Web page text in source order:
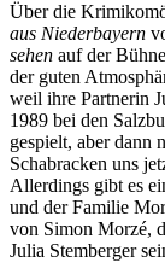
Über die
aus Niederbayern
sehen auf der
der guten
weil ihre Partnerin
1989 bei den
gespielt, aber dann
Schabracken uns
Allerdings gibt es
und der Familie
von Simon Morzé,
Julia Stemberger